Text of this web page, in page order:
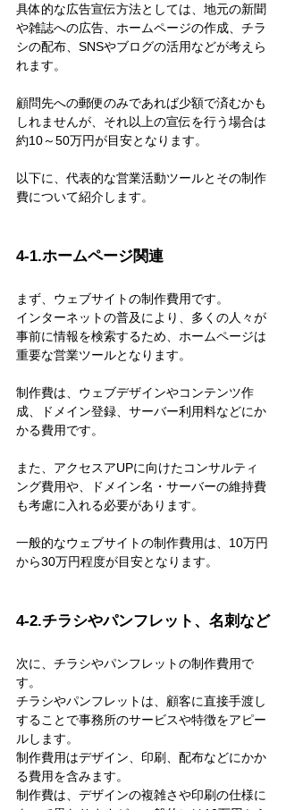
具体的な広告宣伝方法としては、地元の新聞
や雑誌への広告、ホームページの作成、チラ
シの配布、SNSやブログの活用などが考えら
れます。
顧問先への郵便のみであれば少額で済むかも
しれませんが、それ以上の宣伝を行う場合は
約10～50万円が目安となります。
以下に、代表的な営業活動ツールとその制作
費について紹介します。
4-1.ホームページ関連
まず、ウェブサイトの制作費用です。
インターネットの普及により、多くの人々が
事前に情報を検索するため、ホームページは
重要な営業ツールとなります。
制作費は、ウェブデザインやコンテンツ作
成、ドメイン登録、サーバー利用料などにか
かる費用です。
また、アクセスアUPに向けたコンサルティ
ング費用や、ドメイン名・サーバーの維持費
も考慮に入れる必要があります。
一般的なウェブサイトの制作費用は、10万円
から30万円程度が目安となります。
4-2.チラシやパンフレット、名刺など
次に、チラシやパンフレットの制作費用で
す。
チラシやパンフレットは、顧客に直接手渡し
することで事務所のサービスや特徴をアピー
ルします。
制作費用はデザイン、印刷、配布などにかか
る費用を含みます。
制作費は、デザインの複雑さや印刷の仕様に